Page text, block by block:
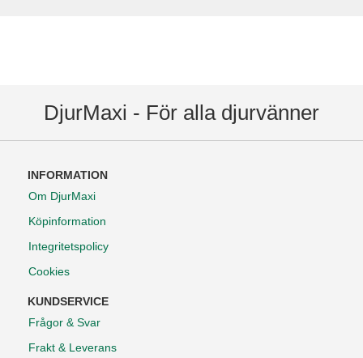
DjurMaxi - För alla djurvänner
INFORMATION
Om DjurMaxi
Köpinformation
Integritetspolicy
Cookies
KUNDSERVICE
Frågor & Svar
Frakt & Leverans